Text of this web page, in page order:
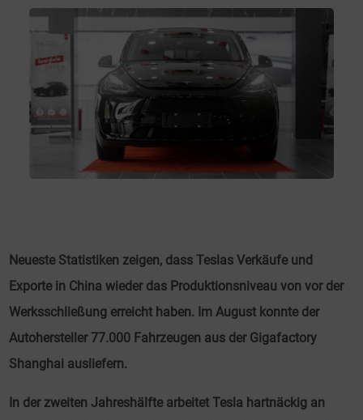
Neueste Statistiken zeigen, dass Teslas Verkäufe und
Exporte in China wieder das Produktionsniveau von vor der
Werksschließung erreicht haben. Im August konnte der
Autohersteller 77.000 Fahrzeugen aus der Gigafactory
Shanghai ausliefern.
In der zweiten Jahreshälfte arbeitet Tesla hartnäckig an